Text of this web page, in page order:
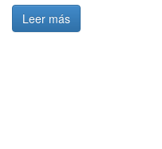
Leer más